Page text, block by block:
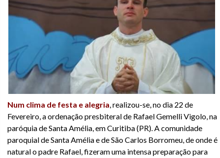
Num clima de festa e alegria, realizou-se, no dia 22 de
Fevereiro, a ordenação presbiteral de Rafael Gemelli Vigolo, na
paróquia de Santa Amélia, em Curitiba (PR). A comunidade
paroquial de Santa Amélia e de São Carlos Borromeu, de onde é
natural o padre Rafael, fizeram uma intensa preparação para